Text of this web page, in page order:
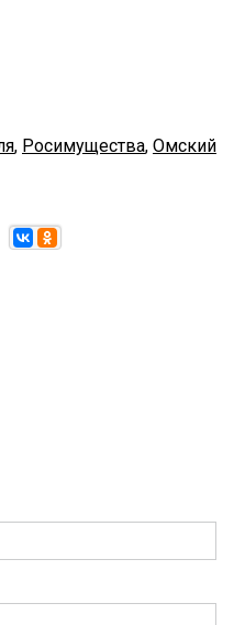
, Росимущества, Омский